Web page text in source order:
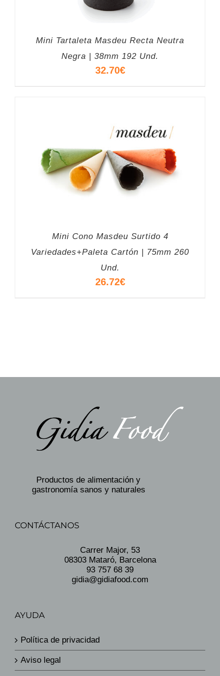
Mini Tartaleta Masdeu Recta Neutra
Negra | 38mm 192 Und.
32.70€
Mini Cono Masdeu Surtido 4
Variedades+Paleta Cartón | 75mm 260
Und.
26.72€
Productos de alimentación y
gastronomía sanos y naturales
CONTÁCTANOS
Carrer Major, 53
08303 Mataró, Barcelona
93 757 68 39
gidia@gidiafood.com
AYUDA
Política de privacidad
Aviso legal